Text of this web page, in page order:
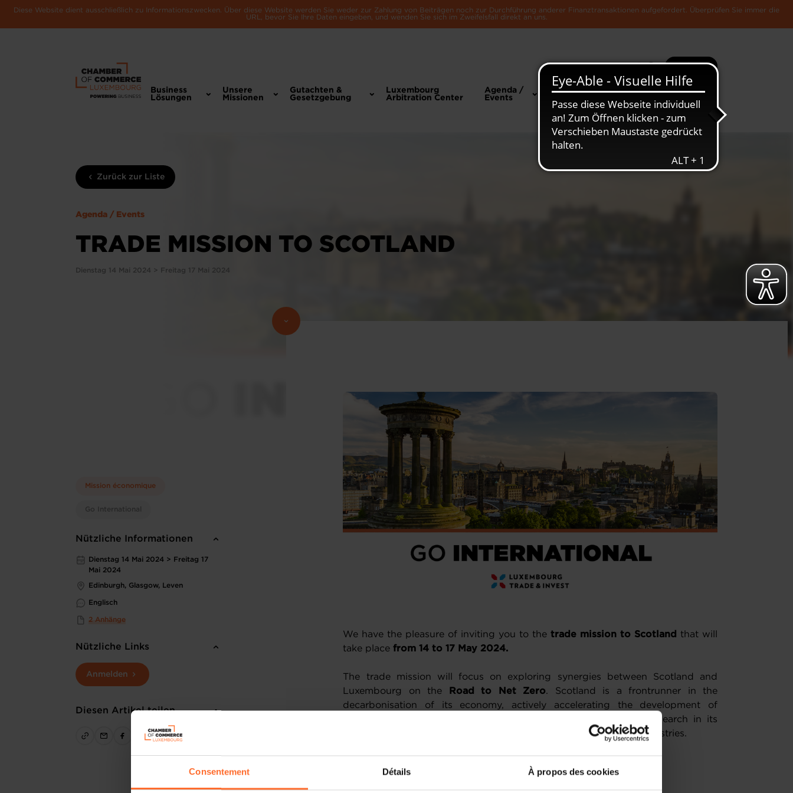
Consentement Détails À propos des cookies
Diese Website dient ausschließlich zu Informationszwecken. Über diese Website werden Sie weder zur Zahlung von Beiträgen noch zur Durchführung anderer Finanztransaktionen aufgefordert. Überprüfen Sie immer die
URL, bevor Sie Ihre Daten eingeben, und wenden Sie sich im Zweifelsfall direkt an uns.
Suche Mehr
Business
Lösungen
Unsere
Missionen
Gutachten &
Gesetzgebung
Luxembourg
Arbitration Center
Agenda /
Events
News &
Die Luxemburger
Zurück zur Liste
Agenda / Events
TRADE MISSION TO SCOTLAND
Dienstag 14 Mai 2024 > Freitag 17 Mai 2024
Mission économique
Go International
Nützliche Informationen
Dienstag 14 Mai 2024 > Freitag 17
Mai 2024
Edinburgh, Glasgow, Leven
Englisch
2 Anhänge
Nützliche Links
Anmelden
Diesen Artikel teilen
We have the pleasure of inviting you to thetrade mission to Scotland
that will
take placefrom 14 to 17 May 2024.
The trade mission will focus on exploring synergies between Scotland and
Luxembourg on the
Road to Net Zero. Scotland is a frontrunner in the
decarbonisation of its economy, actively accelerating the development of
renewable and low-carbon energy, pioneering climate change research in its
universities, and training its workforce for emerging sustainable industries.
Edinburgh, Glasgow, Leven
Why?Check out interesting facts on Scotlandhere.